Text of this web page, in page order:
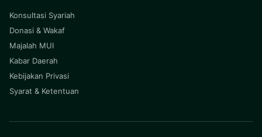
Konsultasi Syariah
Donasi & Wakaf
Majalah MUI
Kabar Daerah
Kebijakan Privasi
Syarat & Ketentuan